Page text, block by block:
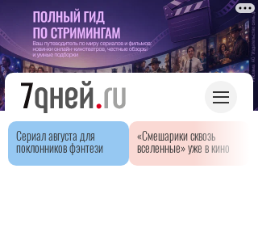
Сериал августа для
поклонников фэнтези
«Смешарики сквозь
вселенные» уже в кино